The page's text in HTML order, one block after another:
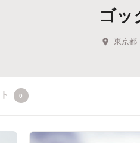
キュレータ
ゴッ
東京都
0